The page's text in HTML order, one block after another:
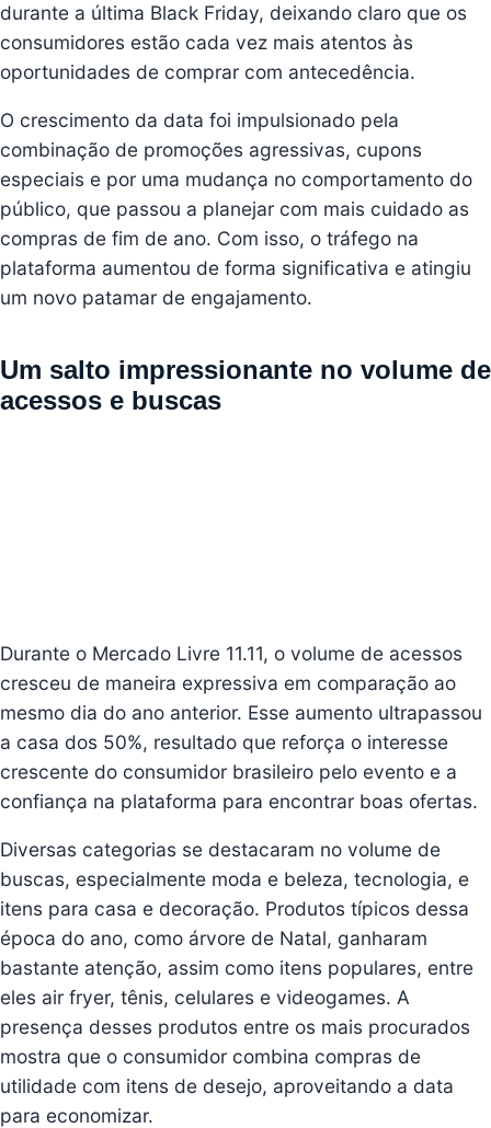
durante a última Black Friday, deixando claro que os
consumidores estão cada vez mais atentos às
oportunidades de comprar com antecedência.
O crescimento da data foi impulsionado pela
combinação de promoções agressivas, cupons
especiais e por uma mudança no comportamento do
público, que passou a planejar com mais cuidado as
compras de fim de ano. Com isso, o tráfego na
plataforma aumentou de forma significativa e atingiu
um novo patamar de engajamento.
Um salto impressionante no volume de
acessos e buscas
Durante o Mercado Livre 11.11, o volume de acessos
cresceu de maneira expressiva em comparação ao
mesmo dia do ano anterior. Esse aumento ultrapassou
a casa dos 50%, resultado que reforça o interesse
crescente do consumidor brasileiro pelo evento e a
confiança na plataforma para encontrar boas ofertas.
Diversas categorias se destacaram no volume de
buscas, especialmente moda e beleza, tecnologia, e
itens para casa e decoração. Produtos típicos dessa
época do ano, como árvore de Natal, ganharam
bastante atenção, assim como itens populares, entre
eles air fryer, tênis, celulares e videogames. A
presença desses produtos entre os mais procurados
mostra que o consumidor combina compras de
utilidade com itens de desejo, aproveitando a data
para economizar.